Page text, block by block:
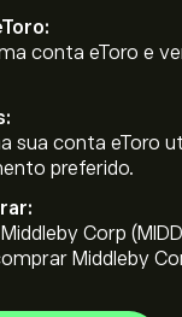
conta eToro e
sua conta eToro
preferido.
Corp
Middleby